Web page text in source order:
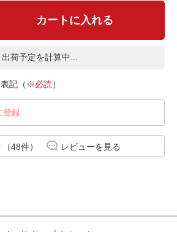
カートに入れる
出荷予定を計算中...
記（ ※必読）
登録
（48件） レビューを見る